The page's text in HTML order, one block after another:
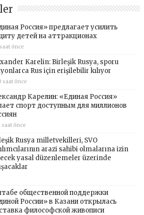
Россия» предлагает усилить
детей на аттракционах
önce
Karelin: Birleşik Rusya, sporu
Rus için erişilebilir kılıyor
saat önce
Карелин: «Единая Россия»
спорт доступным для миллионов
saat önce
Rusya milletvekilleri, SVO
arazi sahibi olmalarına izin
yasal düzenlemeler üzerinde
общественной поддержки
России» в Казани открылась
философской живописи